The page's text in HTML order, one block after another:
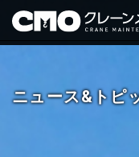
山・倉敷の
ニュース&トピ